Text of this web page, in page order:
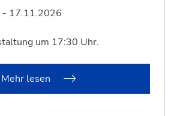
17.11.2026
um 17:30 Uhr.
Mehr lesen